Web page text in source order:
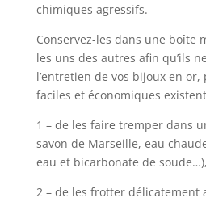
chimiques agressifs.
Conservez-les dans une boîte
les uns des autres afin qu’ils
l’entretien de vos bijoux en
faciles et économiques
1 – de les faire tremper dans
savon de Marseille, eau
eau et bicarbonate de soude…),
2 – de les frotter délicatement